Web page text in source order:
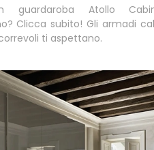
guardaroba Atollo
Clicca subito! Gli armadi
ti aspettano.